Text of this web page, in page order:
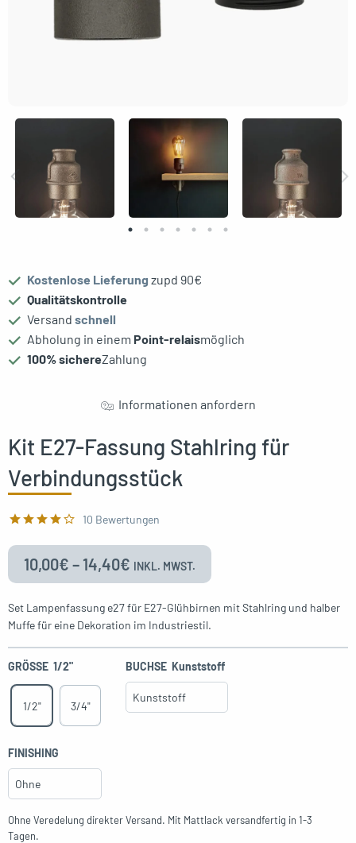
Kostenlose Lieferung zupd 90€
Qualitätskontrolle
Versand schnell
Abholung in einem Point-relaismöglich
100% sichereZahlung
Informationen anfordern
Kit E27-Fassung Stahlring für
Verbindungsstück
10 Bewertungen
10,00€ – 14,40€ INKL. MWST.
Set Lampenfassung e27 für E27-Glühbirnen mit Stahlring und halber
Muffe für eine Dekoration im Industriestil.
GRÖSSE 1/2"
1/2" 3/4"
BUCHSEKunststoff
FINISHING
Ohne Veredelung direkter Versand. Mit Mattlack versandfertig in 1-3
Tagen.
menu
menu